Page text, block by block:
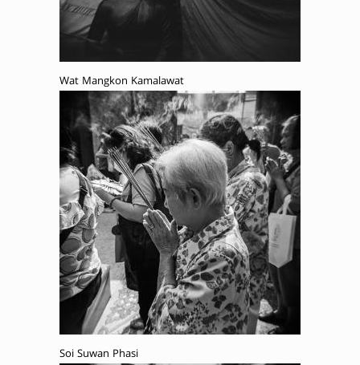
Wat Mangkon Kamalawat
Soi Suwan Phasi